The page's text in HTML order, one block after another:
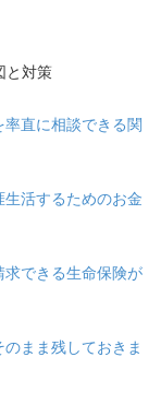
と対策
直に相談できる関
活するためのお金
できる生命保険が
まま残しておきま